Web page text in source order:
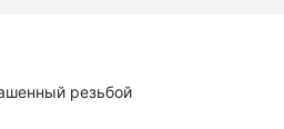
резьбой